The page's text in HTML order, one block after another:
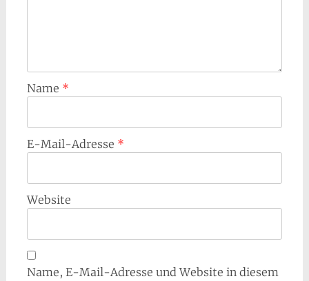
Name *
E-Mail-Adresse *
Website
Name, E-Mail-Adresse und Website in diesem